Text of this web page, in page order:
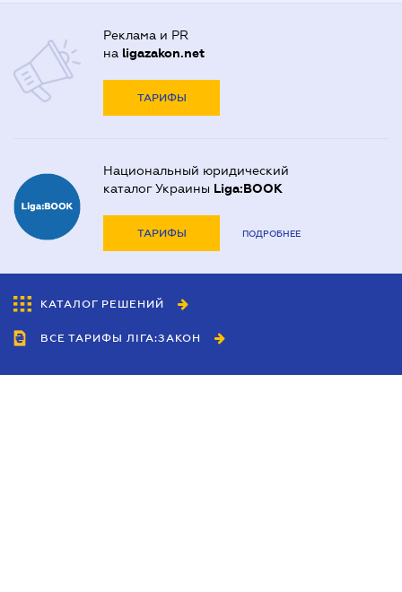
Реклама и PR
на ligazakon.net
ТАРИФЫ
Национальный юридический
каталог Украины Liga:BOOK
ТАРИФЫ ПОДРОБНЕЕ
КАТАЛОГ РЕШЕНИЙ
ВСЕ ТАРИФЫ ЛІГА:ЗАКОН